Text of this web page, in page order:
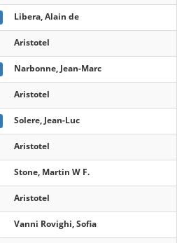
Libera, Alain de
Aristotel
Narbonne, Jean-Marc
Aristotel
Solere, Jean-Luc
Aristotel
Stone, Martin W F.
Aristotel
Vanni Rovighi, Sofia